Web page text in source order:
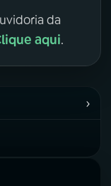
da
aqui.
›